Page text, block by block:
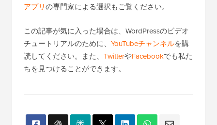
アプリの専門家による選択もご覧ください。
この記事が気に入った場合は、WordPressのビデオ
チュートリアルのために、 YouTubeチャンネルを購
読してください。また、 TwitterやFacebookでも私た
ちを見つけることができます。